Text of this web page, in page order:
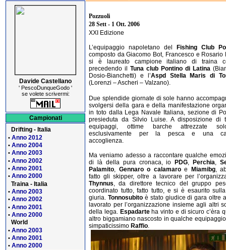
Davide Castellano
' PescoDunqueGodo '
se volete scrivermi:
Campionati
Drifting - Italia
• Anno 2012
• Anno 2004
• Anno 2003
• Anno 2002
• Anno 2001
• Anno 2000
Traina - Italia
• Anno 2003
• Anno 2002
• Anno 2001
• Anno 2000
World
• Anno 2003
• Anno 2001
• Anno 2000
Pozzuoli
28 Sett - 1 Ott. 2006
XXI Edizione
L’equipaggio napoletano del
Fishing Club
composto da Giacomo Bot, Francesco e Rosario
si è laureato campione italiano di traina
precedendo il Tuna club Pontino di Latina
Dosio-Bianchetti) e l’Aspd Stella Maris di
(Lorenzi – Ascheri – Valzano).
Due splendide giornate di sole hanno
svolgersi della gara e della manifestazione
in toto dalla Lega Navale Italiana, sezione di
presieduta da Silvio Luise. A disposizione di
equipaggi, ottime barche attrezzate
esclusivamente per la pesca e una
accoglienza.
Ma veniamo adesso a raccontare qualche
di là della pura cronaca, io
PDG, Perchia,
Palamito, Gennaro o calamaroe Miamibg,
fatto gli skipper, oltre a lavorare per
Thynnus, da direttore tecnico del gruppo
coordinato tutto, fatto tutto, e si è esaurito
giuria. Tonnosubitoè stato giudice di gara oltre
lavorato per l’organizzazione insieme agli altri
della lega. Espadarteha vinto e di sicuro c’èra
altro biggamiano nascosto in qualche
simpaticissimo Raffio.